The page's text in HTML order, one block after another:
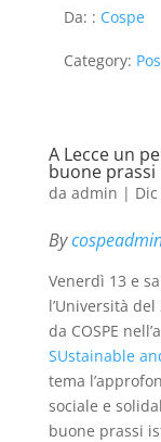
Da: : Cospe
Category:
A Lecce un
buone
da admin |
By
Venerdì 13 e
l’Università
da COSPE
SUstainable
tema
sociale e
buone prassi